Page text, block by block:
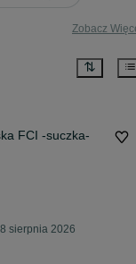
Zobacz
FCI -suczka-
sierpnia 2026